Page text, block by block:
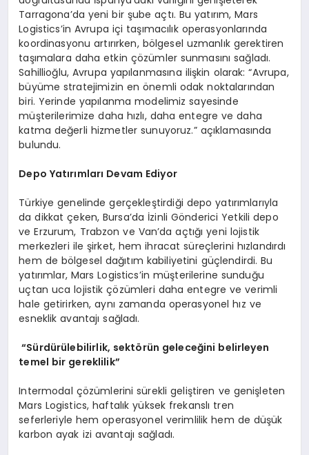
Tarragona’da yeni bir şube açtı. Bu yatırım, Mars
Logistics’in Avrupa içi taşımacılık operasyonlarında
koordinasyonu artırırken, bölgesel uzmanlık gerektiren
taşımalara daha etkin çözümler sunmasını sağladı.
Sahillioğlu, Avrupa yapılanmasına ilişkin olarak: “Avrupa,
büyüme stratejimizin en önemli odak noktalarından
biri. Yerinde yapılanma modelimiz sayesinde
müşterilerimize daha hızlı, daha entegre ve daha
katma değerli hizmetler sunuyoruz.” açıklamasında
bulundu.
Depo Yatırımları Devam Ediyor
Türkiye genelinde gerçekleştirdiği depo yatırımlarıyla
da dikkat çeken, Bursa’da İzinli Gönderici Yetkili depo
ve Erzurum, Trabzon ve Van’da açtığı yeni lojistik
merkezleri ile şirket, hem ihracat süreçlerini hızlandırdı
hem de bölgesel dağıtım kabiliyetini güçlendirdi. Bu
yatırımlar, Mars Logistics’in müşterilerine sunduğu
uçtan uca lojistik çözümleri daha entegre ve verimli
hale getirirken, aynı zamanda operasyonel hız ve
esneklik avantajı sağladı.
“Sürdürülebilirlik, sektörün geleceğini belirleyen
temel bir gereklilik”
Intermodal çözümlerini sürekli geliştiren ve genişleten
Mars Logistics, haftalık yüksek frekanslı tren
seferleriyle hem operasyonel verimlilik hem de düşük
karbon ayak izi avantajı sağladı.